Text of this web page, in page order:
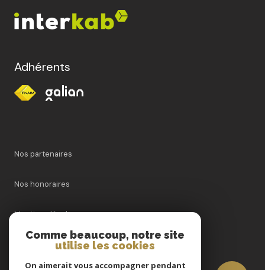
Adhérents
Nos partenaires
Nos honoraires
Mentions légales
Comme beaucoup, notre site
utilise les cookies
On aimerait vous accompagner pendant